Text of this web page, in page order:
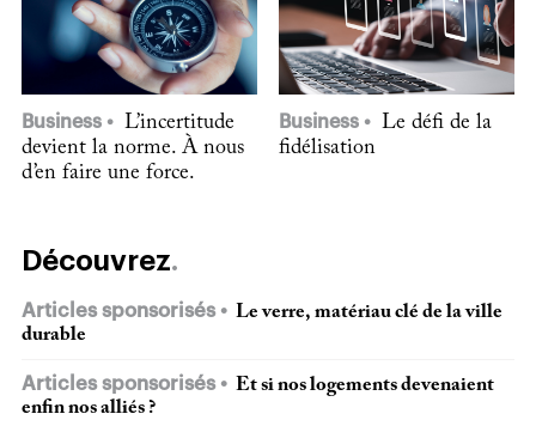
Business
L’incertitude
devient la norme. À nous
d’en faire une force.
Business
Le défi de la
fidélisation
Découvrez
Articles sponsorisés
Le verre, matériau clé de la ville
durable
Articles sponsorisés
Et si nos logements devenaient
enfin nos alliés ?